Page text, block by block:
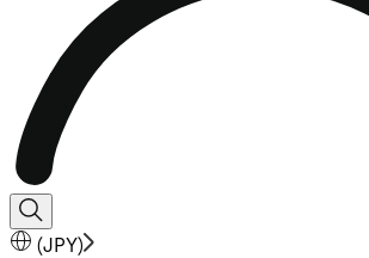
(JPY)